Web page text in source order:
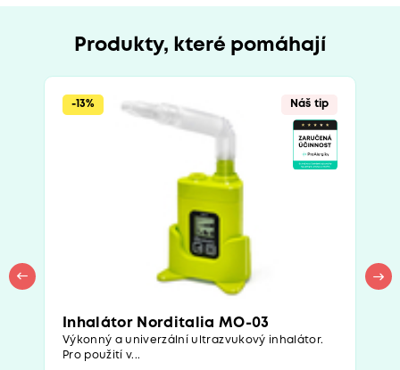
Produkty, které pomáhají
-13% Náš tip
Inhalátor Norditalia MO-03
Výkonný a univerzální ultrazvukový inhalátor.
Pro použití v...